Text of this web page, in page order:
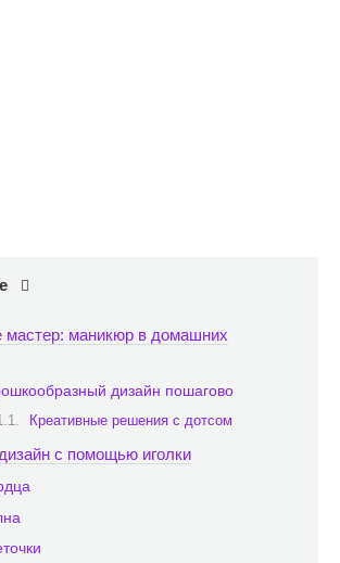
мастер: маникюр в домашних
дизайн пошагово
Креативные решения с дотсом
с помощью иголки